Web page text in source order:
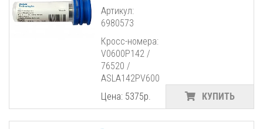
Артикул:
6980573
Кросс-номера:
V0600P142 /
76520 /
ASLA142PV600
Цена: 5375р.
КУПИТЬ